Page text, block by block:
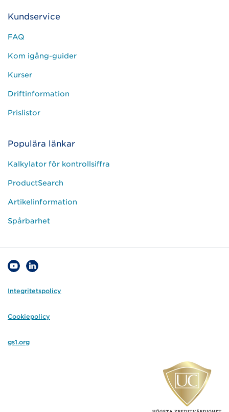
Kundservice
FAQ
Kom igång-guider
Kurser
Driftinformation
Prislistor
Populära länkar
Kalkylator för kontrollsiffra
ProductSearch
Artikelinformation
Spårbarhet
Integritetspolicy
Cookiepolicy
gs1.org